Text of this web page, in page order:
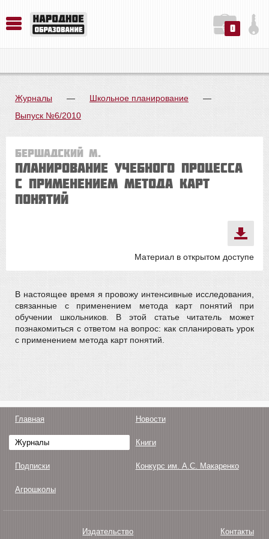
0
Журналы — Школьное планирование
—
Выпуск №6/2010
Бершадский М.
Планирование учебного процесса
с применением метода карт
понятий
Материал в открытом доступе
В настоящее время я провожу интенсивные исследования,
связанные с применением метода карт понятий при
обучении школьников. В этой статье читатель может
познакомиться с ответом на вопрос: как спланировать урок
с применением метода карт понятий.
Главная Новости
Журналы Книги
Подписки Конкурс им. А.С. Макаренко
Агрошколы
Издательство Контакты